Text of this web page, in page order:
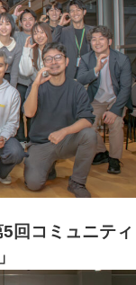
回コミュニティ